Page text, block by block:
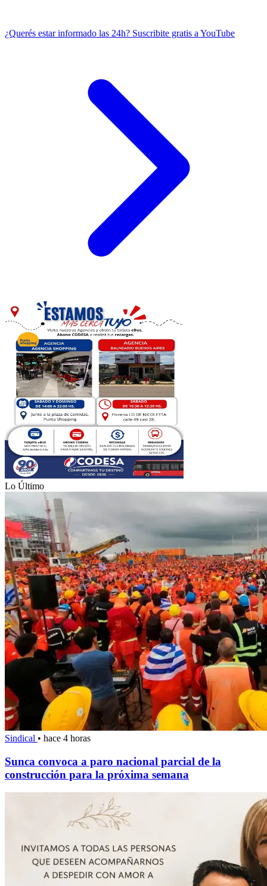
¿Querés estar informado las 24h? Suscribite gratis a YouTube
Lo Último
Sindical • hace 4 horas
Sunca convoca a paro nacional parcial de la
construcción para la próxima semana